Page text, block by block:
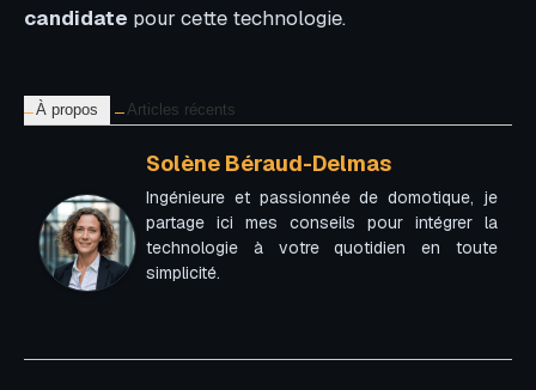
candidate pour cette technologie.
À propos Articles récents
Solène Béraud-Delmas
Ingénieure et passionnée de domotique, je
partage ici mes conseils pour intégrer la
technologie à votre quotidien en toute
simplicité.